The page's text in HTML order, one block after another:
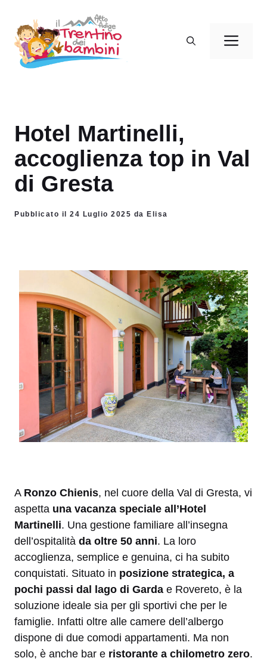
contenuto
Hotel Martinelli,
accoglienza top in Val
di Gresta
Pubblicato il 24 Luglio 2025 da Elisa
A Ronzo Chienis, nel cuore della Val di Gresta, vi
aspetta una vacanza speciale all’Hotel
Martinelli. Una gestione familiare all’insegna
dell’ospitalità da oltre 50 anni. La loro
accoglienza, semplice e genuina, ci ha subito
conquistati. Situato in posizione strategica, a
pochi passi dal lago di Garda e Rovereto, è la
soluzione ideale sia per gli sportivi che per le
famiglie. Infatti oltre alle camere dell’albergo
dispone di due comodi appartamenti. Ma non
solo, è anche bar e ristorante a chilometro zero.